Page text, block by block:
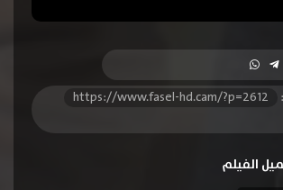
https://www.fasel-hd.cam/?p=2612
الفيلم